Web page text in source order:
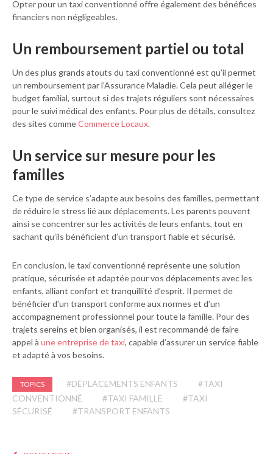
Opter pour un taxi conventionné offre également des bénéfices
financiers non négligeables.
Un remboursement partiel ou total
Un des plus grands atouts du taxi conventionné est qu’il permet
un remboursement par l’Assurance Maladie. Cela peut alléger le
budget familial, surtout si des trajets réguliers sont nécessaires
pour le suivi médical des enfants. Pour plus de détails, consultez
des sites commeCommerce Locaux.
Un service sur mesure pour les
familles
Ce type de service s’adapte aux besoins des familles, permettant
de réduire le stress lié aux déplacements. Les parents peuvent
ainsi se concentrer sur les activités de leurs enfants, tout en
sachant qu’ils bénéficient d’un transport fiable et sécurisé.
En conclusion, le taxi conventionné représente une solution
pratique, sécurisée et adaptée pour vos déplacements avec les
enfants, alliant confort et tranquillité d’esprit. Il permet de
bénéficier d’un transport conforme aux normes et d’un
accompagnement professionnel pour toute la famille. Pour des
trajets sereins et bien organisés, il est recommandé de faire
appel à une entreprise de taxi, capable d’assurer un service fiable
et adapté à vos besoins.
TOPICS #DÉPLACEMENTS ENFANTS
#TAXI
CONVENTIONNÉ
#TAXI FAMILLE
#TAXI
SÉCURISÉ
#TRANSPORT ENFANTS